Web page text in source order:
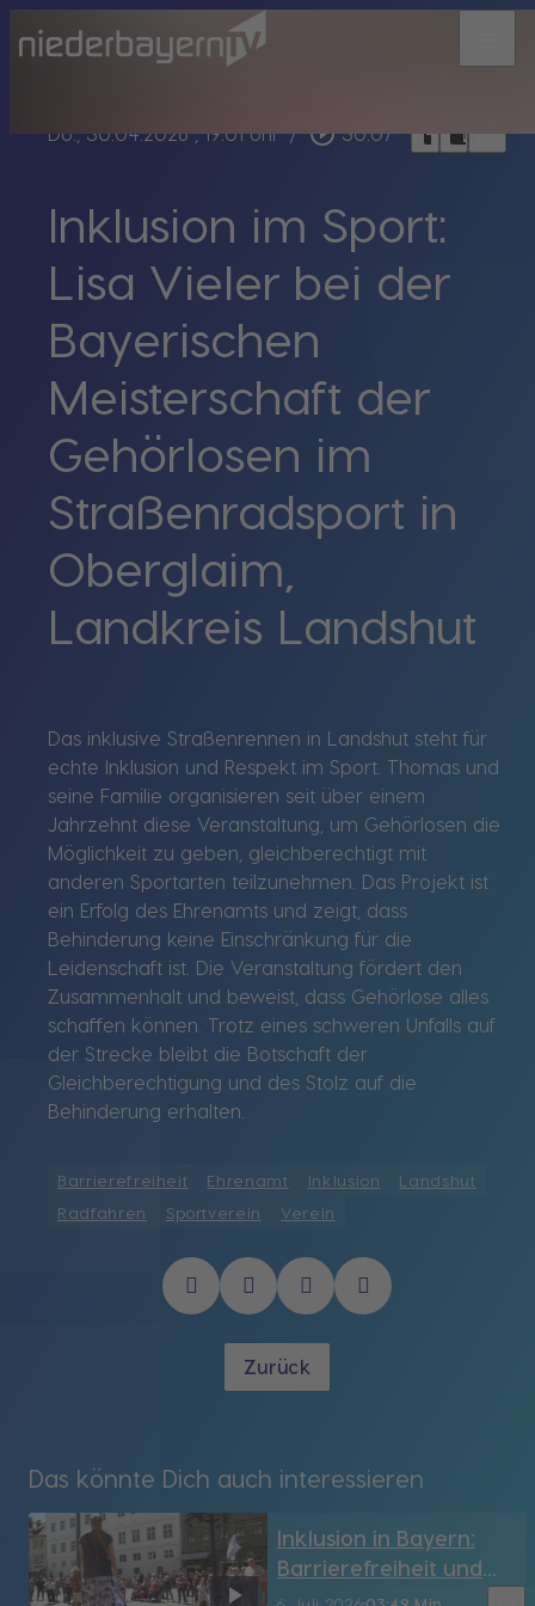
Do., 30.04.2026, 19:01 Uhr / play_circle_outline 30:07 headphoneschrome_reader_modebookmark_border
Inklusion im Sport:
Lisa Vieler bei der
Bayerischen
Meisterschaft der
Gehörlosen im
Straßenradsport in
Oberglaim,
Landkreis Landshut
Das inklusive Straßenrennen in Landshut steht für
echte Inklusion und Respekt im Sport. Thomas und
seine Familie organisieren seit über einem
Jahrzehnt diese Veranstaltung, um Gehörlosen die
Möglichkeit zu geben, gleichberechtigt mit
anderen Sportarten teilzunehmen. Das Projekt ist
ein Erfolg des Ehrenamts und zeigt, dass
Behinderung keine Einschränkung für die
Leidenschaft ist. Die Veranstaltung fördert den
Zusammenhalt und beweist, dass Gehörlose alles
schaffen können. Trotz eines schweren Unfalls auf
der Strecke bleibt die Botschaft der
Gleichberechtigung und des Stolz auf die
Behinderung erhalten.
Barrierefreiheit Ehrenamt Inklusion
Landshut
Radfahren
Sportverein Verein
Zurück
Das könnte Dich auch interessieren
Inklusion in Bayern:
Barrierefreiheit und
Teilhabe